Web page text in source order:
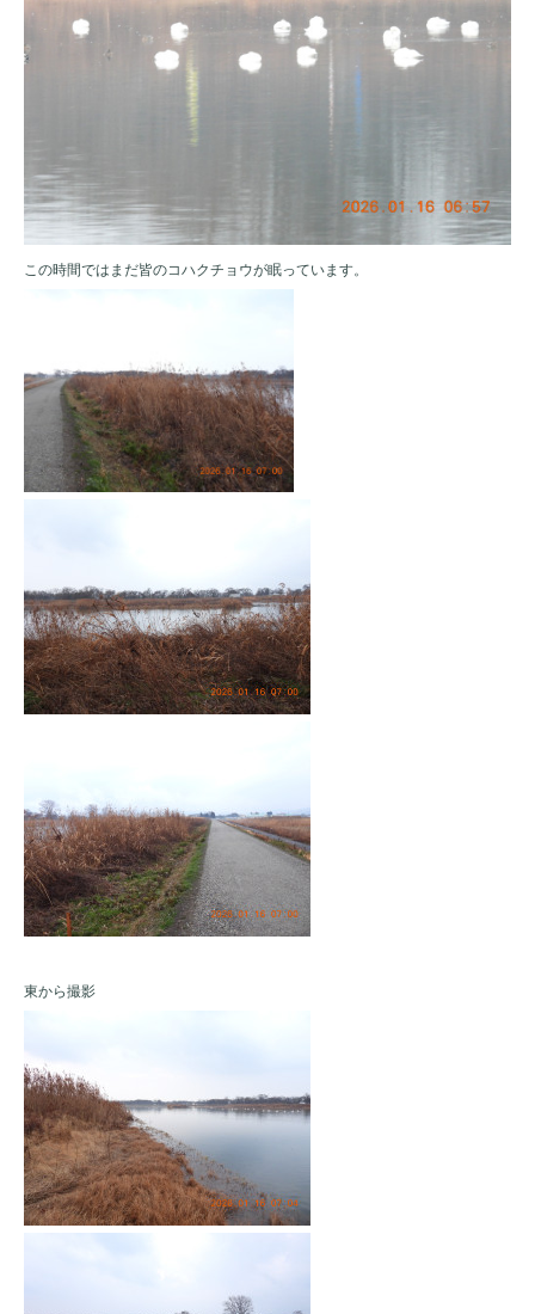
この時間ではまだ皆のコハクチョウが眠っています。
東から撮影